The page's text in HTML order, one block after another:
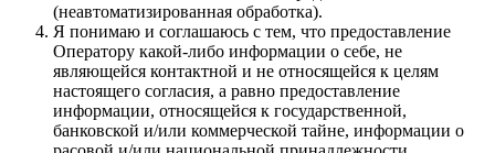
(неавтоматизированная обработка).
Я понимаю и соглашаюсь с тем, что предоставление
Оператору какой-либо информации о себе, не
являющейся контактной и не относящейся к целям
настоящего согласия, а равно предоставление
информации, относящейся к государственной,
банковской и/или коммерческой тайне, информации о